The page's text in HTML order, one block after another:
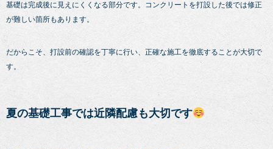
基礎は完成後に見えにくくなる部分です。コンクリートを打設した後では修正
が難しい箇所もあります。
だからこそ、打設前の確認を丁寧に行い、正確な施工を徹底することが大切で
す。
夏の基礎工事では近隣配慮も大切です